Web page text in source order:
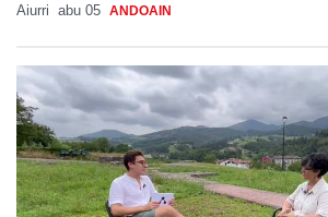
Aiurri abu 05 ANDOAIN